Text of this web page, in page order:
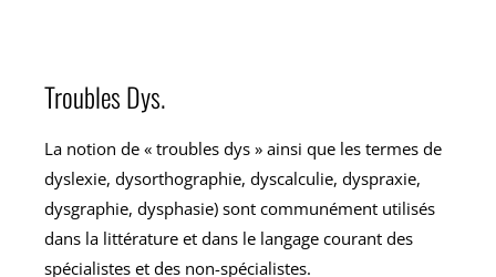
Troubles Dys.
La notion de « troubles dys » ainsi que les termes de
dyslexie, dysorthographie, dyscalculie, dyspraxie,
dysgraphie, dysphasie) sont communément utilisés
dans la littérature et dans le langage courant des
spécialistes et des non-spécialistes.